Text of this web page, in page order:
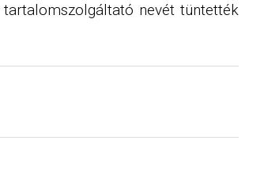
nevét tüntették